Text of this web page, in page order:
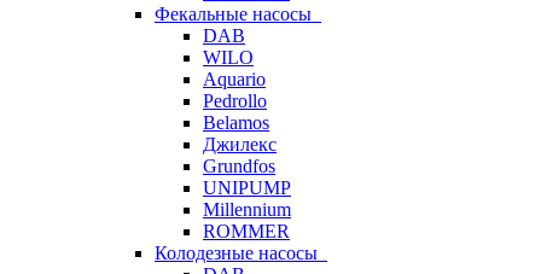
Фекальные насосы
DAB
WILO
Aquario
Pedrollo
Belamos
Джилекс
Grundfos
UNIPUMP
Millennium
ROMMER
Колодезные насосы